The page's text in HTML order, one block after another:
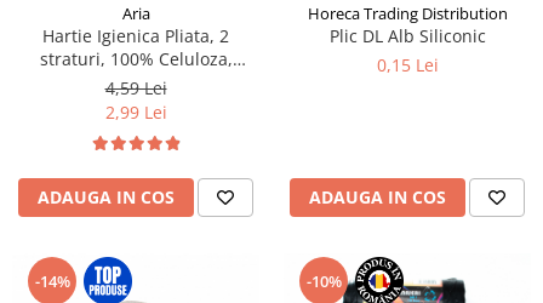
Aria
Hartie Igienica Pliata, 2
straturi, 100% Celuloza,
200foi/pac
4,59 Lei
2,99 Lei
ADAUGA IN COS
Horeca Trading Distribution
Plic DL Alb Siliconic
0,15 Lei
ADAUGA IN COS
-14% -10%